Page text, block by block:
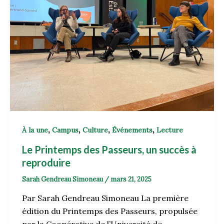
À la une, Campus, Culture, Événements, Lecture
Le Printemps des Passeurs, un succès à
reproduire
Sarah Gendreau Simoneau / mars 21, 2025
Par Sarah Gendreau Simoneau La première
édition du Printemps des Passeurs, propulsée